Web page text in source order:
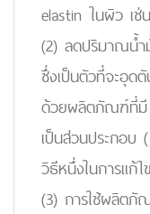
elastin ในผิว เ
(2) ลดปริมาณน้ำ
ซึ่งเป็นตัวที่จะอุด
ด้วยผลิตภัณฑ์ที่มี
เป็นส่วนประกอบ
วิธีหนึ่งในการแก้
(3) การใช้ผลิตภั